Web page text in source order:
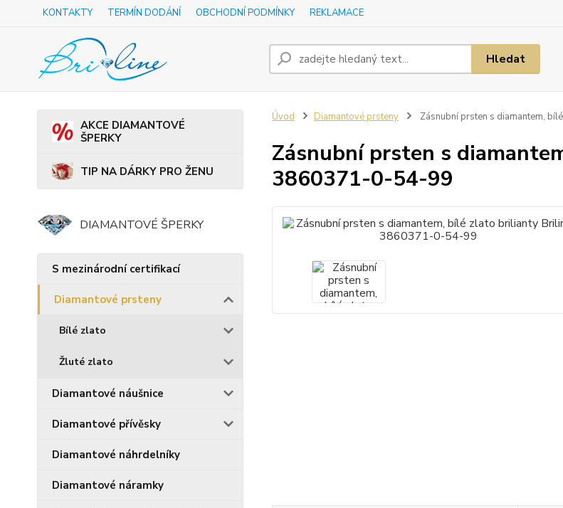
KONTAKTY TERMÍN DODÁNÍ OBCHODNÍ PODMÍNKY REKLAMACE
Hledat
AKCE DIAMANTOVÉ
ŠPERKY
TIP NA DÁRKY PRO ŽENU
DIAMANTOVÉ ŠPERKY
S mezinárodní certifikací
Diamantové prsteny
Bílé zlato
Žluté zlato
Diamantové náušnice
Diamantové přívěsky
Diamantové náhrdelníky
Diamantové náramky
Úvod Diamantové prsteny Zásnubní prsten s diamantem,
Zásnubní prsten s
3860371-0-54-99